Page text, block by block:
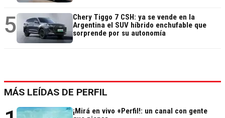
5
Chery Tiggo 7 CSH: ya se vende en la
Argentina el SUV híbrido enchufable que
sorprende por su autonomía
MÁS LEÍDAS DE PERFIL
¡Mirá en vivo +Perfil!: un canal con gente